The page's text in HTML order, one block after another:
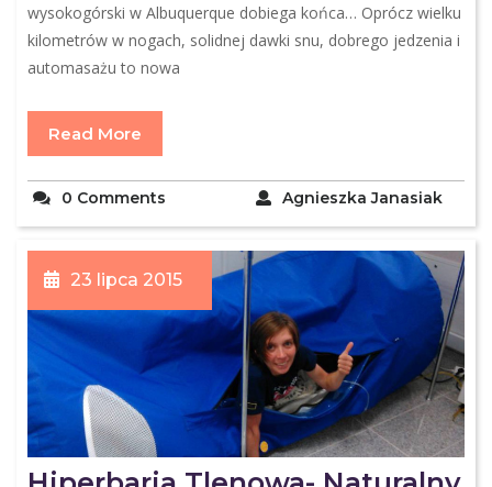
wysokogórski w Albuquerque dobiega końca… Oprócz wielku
kilometrów w nogach, solidnej dawki snu, dobrego jedzenia i
automasażu to nowa
Read More
Agnieszka Janasiak
0 Comments
23 lipca 2015